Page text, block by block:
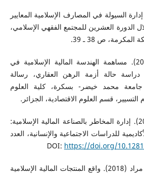
حسين (2010). إدارة السيولة في المصارف الإسلامية المعايير
الدورة العشرين للمجتمع الفقهي الإسلامي،
ص 38 ـ 39.
- قاضي، عبد الحق (2014). مساهمة الهندسة المالية الإسلامية في
دراسة حالة أزمة الرهن العقاري، رسالة
محمد خيضر- بسكرة، كلية العلوم
التسيير، قسم العلوم الاقتصادية، الجزائر.
- قندوز، عبد الكريم (2012). إدارة المخاطر بالصناعة المالية الإسلامية:
للدراسات الاجتماعية والإنسانية، العدد
https://doi.org/
- كريفار، محمد. ولكحل، مراد (2018). واقع المنتجات المالية الإسلامية